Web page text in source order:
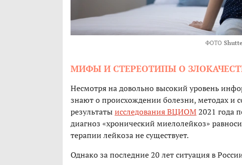
ФОТО
МИФЫ И СТЕРЕОТИПЫ О
Несмотря на довольно высокий уровень
знают о происхождении болезни, методах и
результатыисследования ВЦИОМ2021 года
диагноз «хронический миелолейкоз»
терапии лейкоза не существует.
Однако за последние 20 лет ситуация в